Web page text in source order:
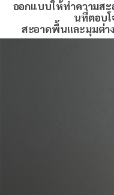
ออกแบบให้ทำความสะ
นที่ตอบโ
สะอาดพื้นและมุมต่า